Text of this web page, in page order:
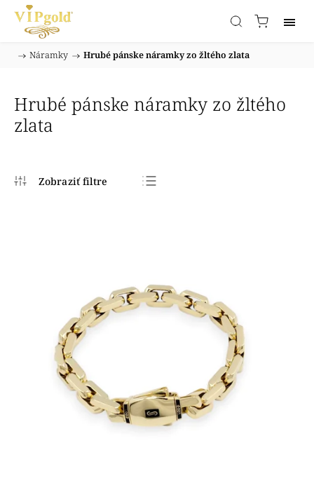
/ Náramky / Hrubé pánske náramky zo žltého zlata
Hrubé pánske náramky zo žltého
zlata